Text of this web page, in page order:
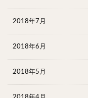
2018年7月
2018年6月
2018年5月